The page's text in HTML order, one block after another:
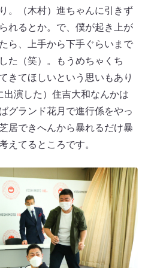
。（木村）進ちゃんに引きず
れるとか。で、僕が起き上が
ら、上手から下手ぐらいまで
た（笑）。もうめちゃくち
きてほしいという思いもあり
出演した）住吉大和なんかは
グランド花月で進行係をやっ
居できへんから暴れるだけ暴
てるところです。